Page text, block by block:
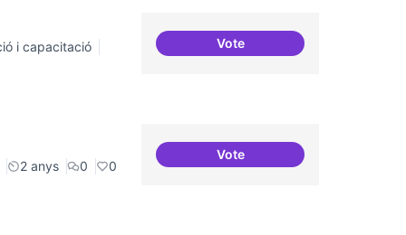
i capacitació
VoteDefinició del currículum del
2 anys 0 0
VoteMobile Social Congress